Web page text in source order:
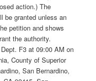
action.) The
be granted unless an
petition and shows
the authority.
F3 at 09:00 AM on
County of Superior
San Bernardino,